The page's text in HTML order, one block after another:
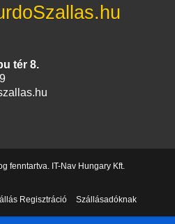
tér 8.
fenntartva. IT-Nav Hungary Kft.
Regisztráció Szállásadóknak